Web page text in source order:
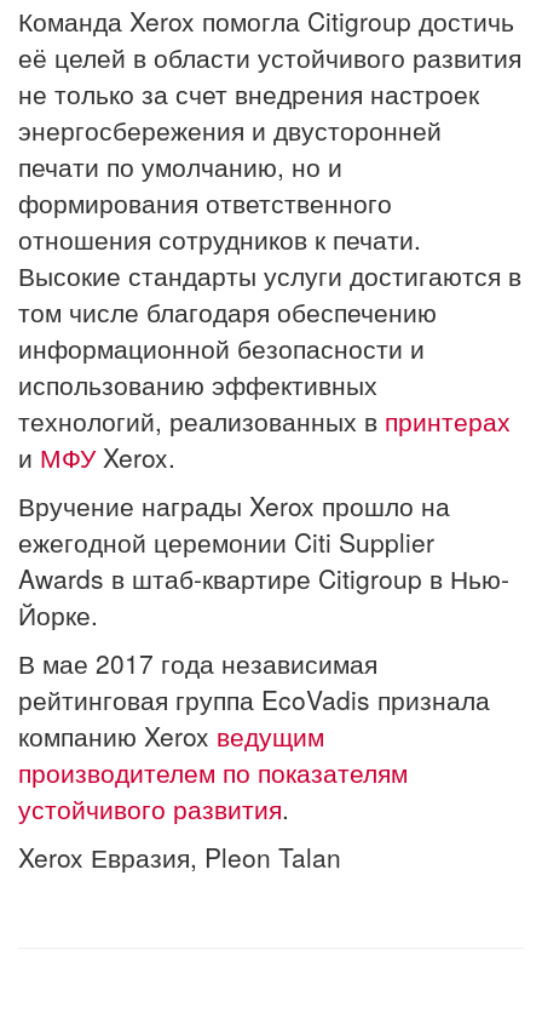
Команда Xerox помогла Citigroup достичь
её целей в области устойчивого развития
не только за счет внедрения настроек
энергосбережения и двусторонней
печати по умолчанию, но и
формирования ответственного
отношения сотрудников к печати.
Высокие стандарты услуги достигаются в
том числе благодаря обеспечению
информационной безопасности и
использованию эффективных
технологий, реализованных в принтерах
и МФУXerox.
Вручение награды Xerox прошло на
ежегодной церемонии Citi Supplier
Awards в штаб-квартире Citigroup в Нью-
Йорке.
В мае 2017 года независимая
рейтинговая группа EcoVadis признала
компанию Xerox ведущим
производителем по показателям
устойчивого развития.
Xerox Евразия, Pleon Talan